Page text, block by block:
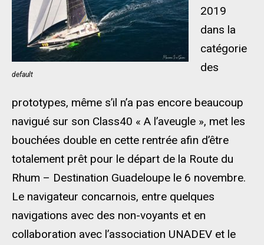
default
2019
dans la
catégorie
des
prototypes, même s’il n’a pas encore beaucoup
navigué sur son Class40 « A l’aveugle », met les
bouchées double en cette rentrée afin d’être
totalement prêt pour le départ de la Route du
Rhum – Destination Guadeloupe le 6 novembre.
Le navigateur concarnois, entre quelques
navigations avec des non-voyants et en
collaboration avec l’association UNADEV et le